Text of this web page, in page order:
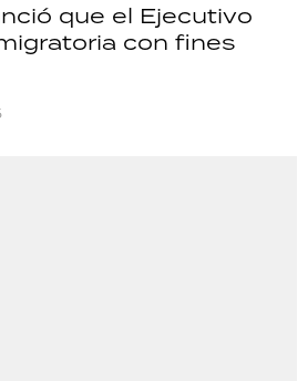
que el Ejecutivo
con fines